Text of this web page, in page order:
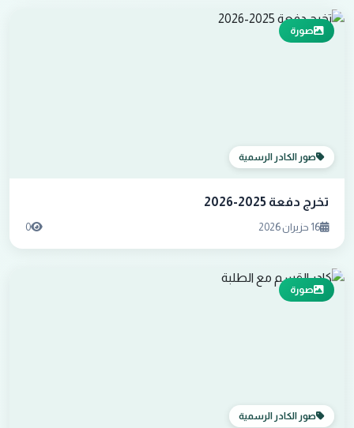
صورة
صور الكادر الرسمية
تخرج دفعة 2025-2026
16 حزيران 2026 0
صورة
صور الكادر الرسمية